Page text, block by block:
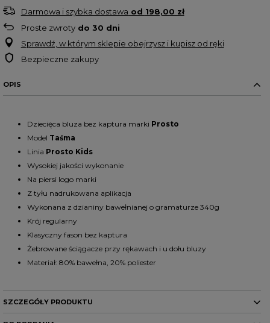
Darmowa i szybka dostawa od 198,00 zł
Proste zwrotydo 30 dni
Sprawdź, w którym sklepie obejrzysz i kupisz od ręki
Bezpieczne zakupy
OPIS
Dziecięca bluza bez kaptura marki Prosto
Model Taśma
Linia Prosto Kids
Wysokiej jakości wykonanie
Na piersi logo marki
Z tyłu nadrukowana aplikacja
Wykonana z dzianiny bawełnianej o gramaturze 340g
Krój regularny
Klasyczny fason bez kaptura
Żebrowane ściągacze przy rękawach i u dołu bluzy
Materiał: 80% bawełna, 20% poliester
SZCZEGÓŁY PRODUKTU